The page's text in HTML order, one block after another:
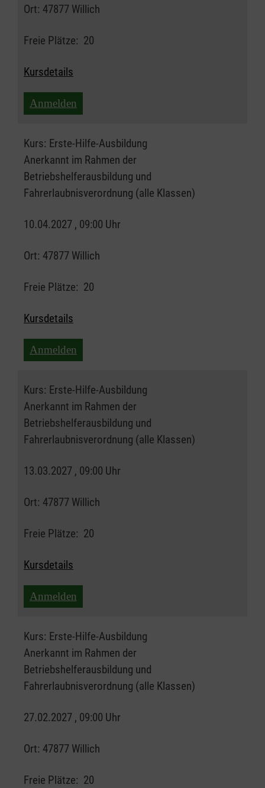
Ort: 47877 Willich
Freie Plätze: 20
Kursdetails
Anmelden
Kurs: Erste-Hilfe-Ausbildung
Anerkannt im Rahmen der
Betriebshelferausbildung und
Fahrerlaubnisverordnung (alle Klassen)
10.04.2027 , 09:00 Uhr
Ort: 47877 Willich
Freie Plätze: 20
Kursdetails
Anmelden
Kurs: Erste-Hilfe-Ausbildung
Anerkannt im Rahmen der
Betriebshelferausbildung und
Fahrerlaubnisverordnung (alle Klassen)
13.03.2027 , 09:00 Uhr
Ort: 47877 Willich
Freie Plätze: 20
Kursdetails
Anmelden
Kurs: Erste-Hilfe-Ausbildung
Anerkannt im Rahmen der
Betriebshelferausbildung und
Fahrerlaubnisverordnung (alle Klassen)
27.02.2027 , 09:00 Uhr
Ort: 47877 Willich
Freie Plätze: 20